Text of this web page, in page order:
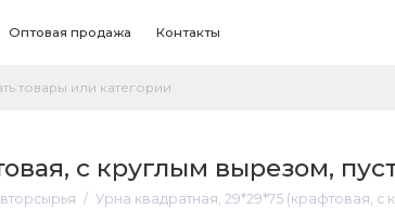
Оптовая продажа Контакты
с круглым вырезом,
Урна квадратная, 29*29*75 (крафтовая, с